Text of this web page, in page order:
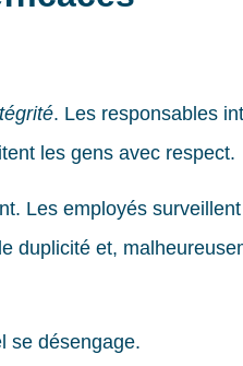
. Les responsables
les gens avec respect.
Les employés surveillent
duplicité et,
se désengage.